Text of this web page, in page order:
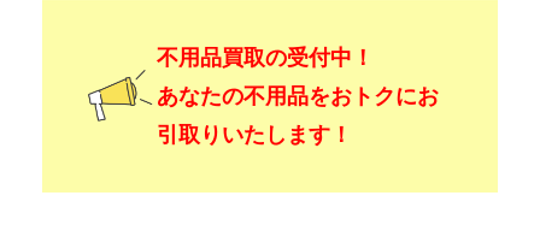
不用品買取の受付中！
あなたの不用品をおトクにお
引取りいたします！